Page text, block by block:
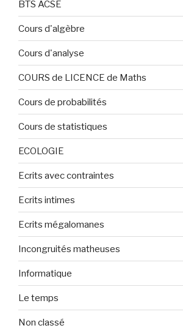
BTS ACSE
Cours d'algèbre
Cours d'analyse
COURS de LICENCE de Maths
Cours de probabilités
Cours de statistiques
ECOLOGIE
Ecrits avec contraintes
Ecrits intimes
Ecrits mégalomanes
Incongruités matheuses
Informatique
Le temps
Non classé